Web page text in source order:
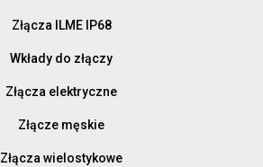
Złącza ILME IP68
Wkłady do złączy
Złącza elektryczne
Złącze męskie
Złącza wielostykowe